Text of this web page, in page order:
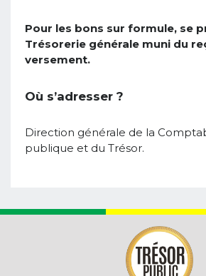
Pour les bons sur formule, se
Trésorerie générale muni du
versement.
Où s’adresser ?
Direction générale de la
publique et du Trésor.